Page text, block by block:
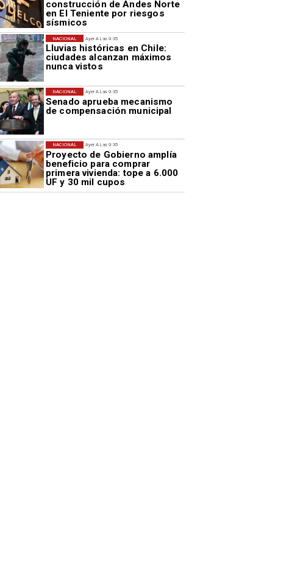
construcción de Andes Norte
en El Teniente por riesgos
sísmicos
Ayer A Las 9:35
Lluvias históricas en Chile:
ciudades alcanzan máximos
nunca vistos
NACIONAL
Ayer A Las 9:35
Senado aprueba mecanismo
de compensación municipal
NACIONAL
Ayer A Las 9:35
Proyecto de Gobierno amplía
beneficio para comprar
primera vivienda: tope a 6.000
UF y 30 mil cupos
NACIONAL